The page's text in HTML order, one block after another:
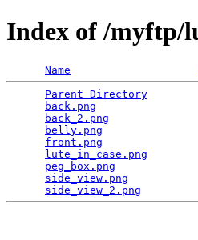
Index of /myftp/
Name
Parent Directory
back.png
back_2.png
belly.png
front.png
lute_in_case.png
peg_box.png
side_view.png
side_view_2.png